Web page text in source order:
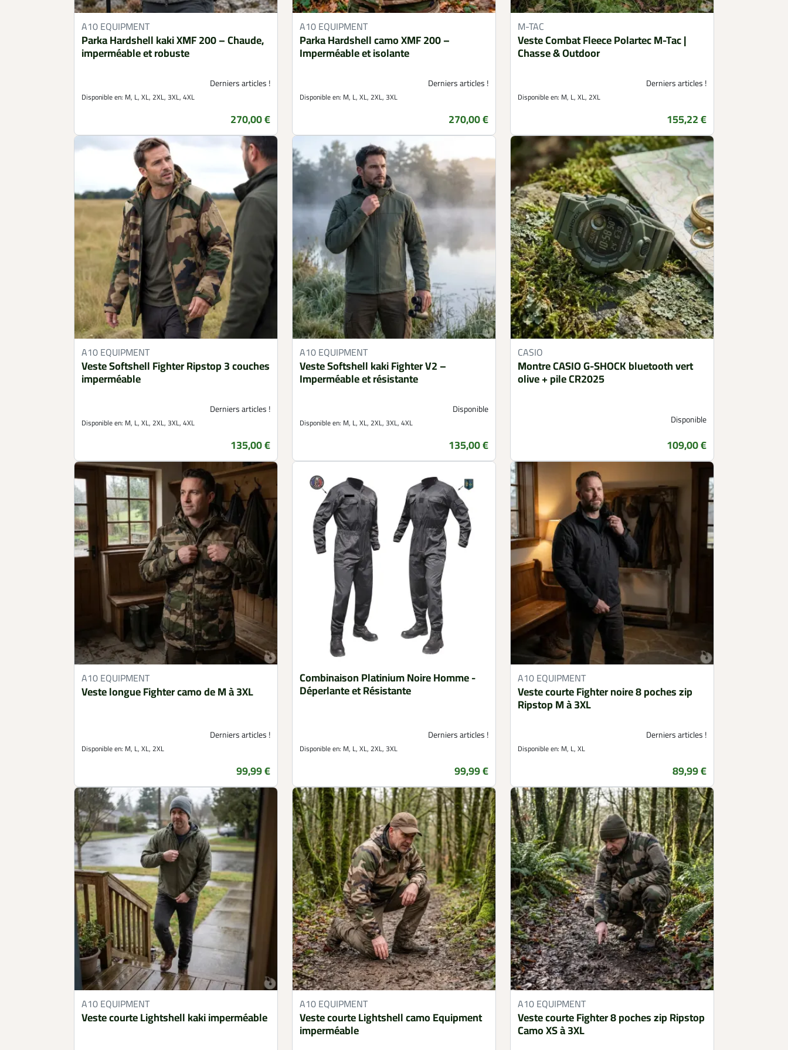
A10 EQUIPMENT
Parka Hardshell kaki XMF 200 – Chaude,
imperméable et robuste
Derniers articles !
Disponible en: M, L, XL, 2XL, 3XL, 4XL
Prix
270,00 €
A10 EQUIPMENT
Parka Hardshell camo XMF 200 –
Imperméable et isolante
Derniers articles !
Disponible en: M, L, XL, 2XL, 3XL
Prix
270,00 €
M-TAC
Veste Combat Fleece Polartec M-Tac |
Chasse & Outdoor
Derniers articles !
Disponible en: M, L, XL, 2XL
Prix
155,22 €
A10 EQUIPMENT
Veste Softshell Fighter Ripstop 3 couches
imperméable
Derniers articles !
Disponible en: M, L, XL, 2XL, 3XL, 4XL
Prix
135,00 €
A10 EQUIPMENT
Veste Softshell kaki Fighter V2 –
Imperméable et résistante
Disponible
Disponible en: M, L, XL, 2XL, 3XL, 4XL
Prix
135,00 €
CASIO
Montre CASIO G-SHOCK bluetooth vert
olive + pile CR2025
Disponible
Prix
109,00 €
A10 EQUIPMENT
Veste longue Fighter camo de M à 3XL
Derniers articles !
Disponible en: M, L, XL, 2XL
Prix
99,99 €
Combinaison Platinium Noire Homme -
Déperlante et Résistante
Derniers articles !
Disponible en: M, L, XL, 2XL, 3XL
Prix
99,99 €
A10 EQUIPMENT
Veste courte Fighter noire 8 poches zip
Ripstop M à 3XL
Derniers articles !
Disponible en: M, L, XL
Prix
89,99 €
A10 EQUIPMENT
Veste courte Lightshell kaki imperméable
A10 EQUIPMENT
Veste courte Lightshell camo Equipment
imperméable
A10 EQUIPMENT
Veste courte Fighter 8 poches zip Ripstop
Camo XS à 3XL